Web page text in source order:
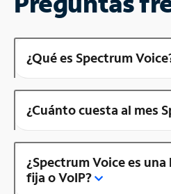
¿Qué es Spectrum
¿Cuánto cuesta al mes
¿Spectrum Voice es
fija o VoIP?